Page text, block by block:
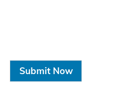
Submit Now